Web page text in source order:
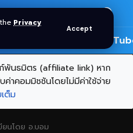
Privacy
Accept
🎬
พันธมิตร (affiliate link) หาก
ค่าคอมมิชชันโดยไม่มีค่าใช้จ่าย
ต็ม
ยนโดย อ.บอม